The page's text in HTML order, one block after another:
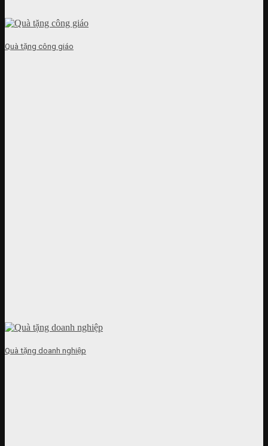
Quà tặng công giáo
Quà tặng doanh nghiệp